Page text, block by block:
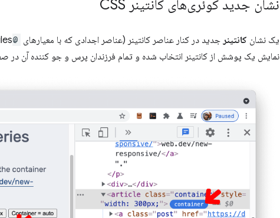
نشان جدید کوئری‌های کانتینر CSS
یک نشان کانتینر جدید در کنار عناصر کانتینر (عناصر اجدادی که با معیارهای @container
نمایش یک پوشش از کانتینر انتخاب شده و تمام فرزندان پرس و جو کننده آن در